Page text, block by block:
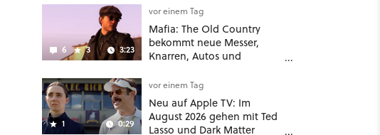
nützliches Map-Tool
6 3 3:23
vor einem Tag
Mafia: The Old Country
bekommt neue Messer,
Knarren, Autos und
hat mehr dabei als nur
Story
1 0:29
vor einem Tag
Neu auf Apple TV: Im
August 2026 gehen mit Ted
Lasso und Dark Matter